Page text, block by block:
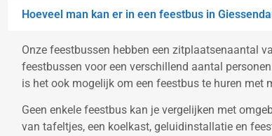
Hoeveel man kan er in een feestbus in
Onze feestbussen hebben een zitplaatsenaantal
feestbussen voor een verschillend aantal
is het ook mogelijk om een feestbus te huren met
Geen enkele feestbus kan je vergelijken met
van tafeltjes, een koelkast, geluidinstallatie en